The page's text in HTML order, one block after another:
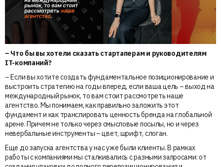
– Что бы вы хотели сказать стартаперам и руководителям
IT-компаний?
– Если вы хотите создать фундаментальное позиционирование и
выстроить стратегию на годы вперед, если ваша цель – выход на
международный рынок, то вам стоит рассмотреть наше
агентство. Мы понимаем, как правильно заложить этот
фундамент и как транслировать ценность бренда на глобальной
арене. Причем не только через смысловые посылы, но и через
невербальные инструменты – цвет, шрифт, слоган.
Еще до запуска агентства у нас уже были клиенты. В рамках
работы с компаниями мы сталкивались с разными запросами: от